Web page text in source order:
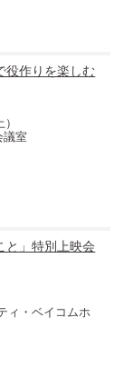
役作りを楽しむ
議室
と」特別上映会
ィ・ベイコムホ